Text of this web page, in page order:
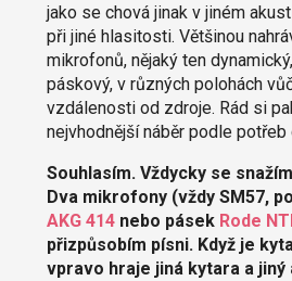
jako se chová jinak v jiném
při jiné hlasitosti. Většinou
mikrofonů, nějaký ten
páskový, v různých polohách
vzdálenosti od zdroje. Rád si
nejvhodnější náběr podle potřeb
Souhlasím. Vždycky se
Dva mikrofony (vždy SM57,
AKG 414nebo pásek Rode
přizpůsobím písni. Když je
vpravo hraje jiná kytara a jiný